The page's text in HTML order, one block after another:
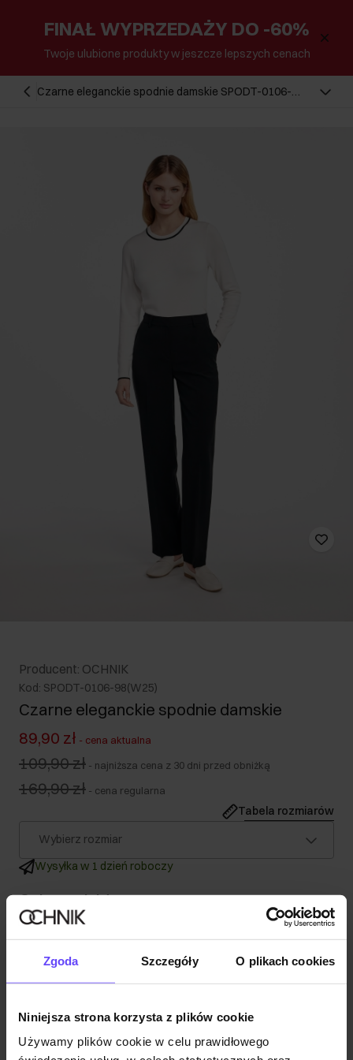
Zgoda Szczegóły O plikach cookies
Niniejsza strona korzysta z plików cookie
Używamy plików cookie w celu prawidłowego
FINAŁ WYPRZEDAŻY DO -60%
Twoje ulubione produkty w jeszcze lepszych cenach
Czarne eleganckie spodnie damskie SPODT-0106-
Producent: OCHNIK
Kod: SPODT-0106-98(W25)
Czarne eleganckie spodnie damskie
89,90 zł - cena aktualna
109,90 zł - najniższa cena z 30 dni przed obniżką
169,90 zł - cena regularna
Tabela rozmiarów
Wybierz rozmiar
Wysyłka w 1 dzień roboczy
Opis produktu
Opinie